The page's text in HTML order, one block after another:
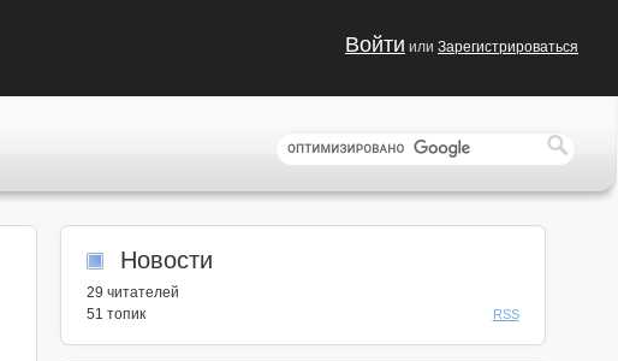
Войти или Зарегистрироваться
Новости
29 читателей
51 топик
RSS